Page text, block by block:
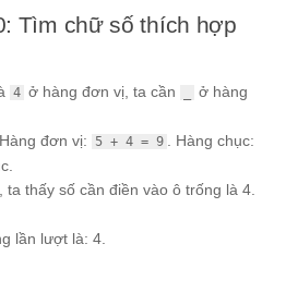
Tìm chữ số thích hợp
4 ở hàng đơn vị, ta cần
ở hàng
đơn vị: 5 + 4 = 9 . Hàng chục:
ta thấy số cần điền vào ô trống là 4.
lần lượt là: 4.